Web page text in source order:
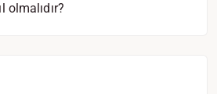
olmalıdır?